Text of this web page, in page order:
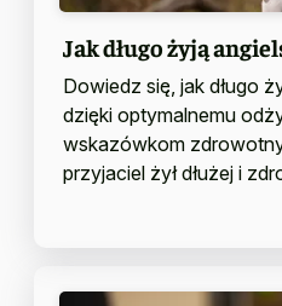
Jak długo żyją
Dowiedz się, jak długo
dzięki optymalnemu
wskazówkom
przyjaciel żył dłużej i